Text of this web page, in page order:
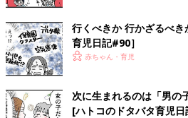
行くべきか 行かざるべ
育児日記#90］
赤ちゃん・育児
次に生まれるのは「男の
[ハトコのドタバタ育児日